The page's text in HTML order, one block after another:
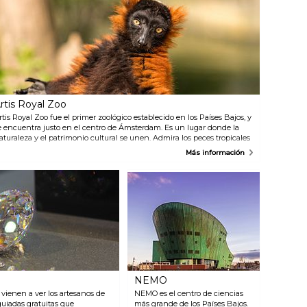
experimentado durante la
clarificación, exposiciones
inspiradores y actuaciones. El
edificio ha sido completamente
restaurado y modernizado, el
patio del cual está cubierto por
un techo de cristal. El Open
Pleyn te permite encontrar
fácilmente tu camino a las
exposiciones, atracciones, el
y la terraza junto al agua.
Royal Zoo
Royal Zoo fue el primer zoológico establecido en los Países Bajos, y
encuentra justo en el centro de Ámsterdam. Es un lugar donde la
y el patrimonio cultural se unen. Admira los peces tropicales
el acuario - uno de los muchos monumentos históricos en el Artis.
gacelas y ñus. Camina a través de la histórica Casa de Aves y
las numerosas especies de aves. Te sorprenderás por la
de animales que comparten el bosque tropical en la Casa
renovada. Rodéate de cientos de mariposas en el pabellón de la
Da un paseo por el parque histórico, con sus árboles
y una multitud de plantas. Cada hoja, árbol, animal,
y exhibición tiene su propia historia que contar.
Más información
a ver los artesanos de
gratuitas que
NEMO
NEMO es el centro de ciencias
más grande de los Países Bajos.